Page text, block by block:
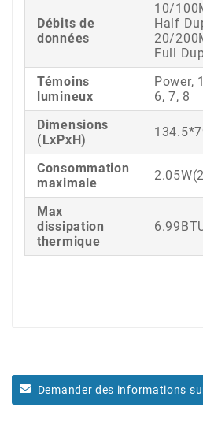
Débits de
données
10/
Half
20/
Full
Témoins
lumineux
Power,
6, 7, 8
Dimensions
(LxPxH)
Consommation
maximale
Max
dissipation
thermique
Demander des informations